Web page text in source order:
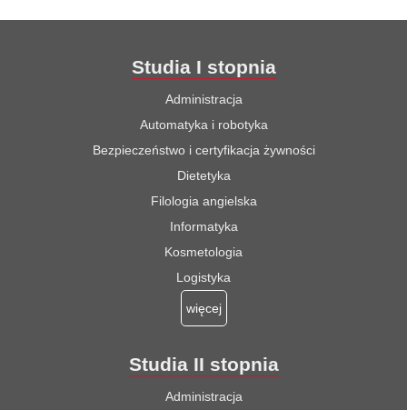
Studia I stopnia
Administracja
Automatyka i robotyka
Bezpieczeństwo i certyfikacja żywności
Dietetyka
Filologia angielska
Informatyka
Kosmetologia
Logistyka
więcej
Studia II stopnia
Administracja